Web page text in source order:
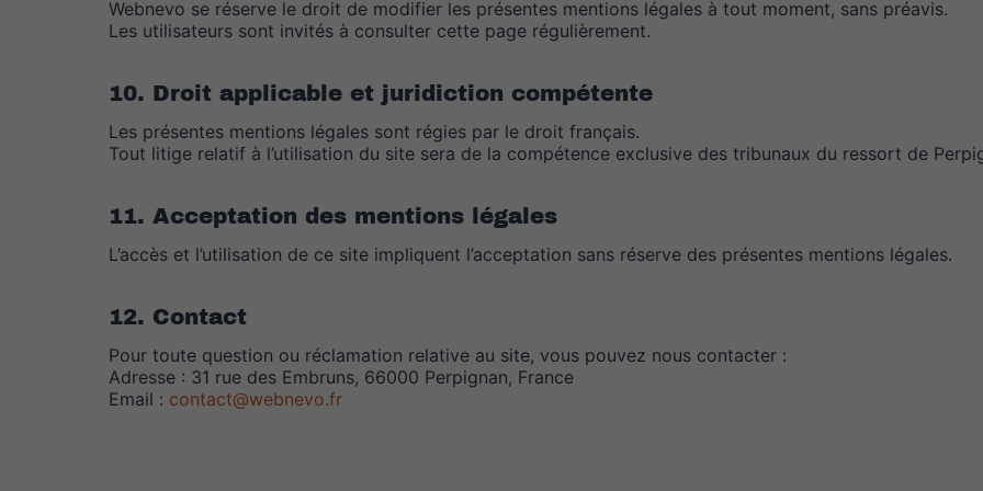
Webnevo se réserve le droit de modifier les présentes mentions légales à tout moment, sans préavis.
Les utilisateurs sont invités à consulter cette page régulièrement.
10. Droit applicable et juridiction compétente
Les présentes mentions légales sont régies par le droit français.
Tout litige relatif à l’utilisation du site sera de la compétence exclusive des tribunaux du ressort de
11. Acceptation des mentions légales
L’accès et l’utilisation de ce site impliquent l’acceptation sans réserve des présentes mentions légales.
12. Contact
Pour toute question ou réclamation relative au site, vous pouvez nous contacter :
Adresse : 31 rue des Embruns, 66000 Perpignan, France
Email : contact@webnevo.fr